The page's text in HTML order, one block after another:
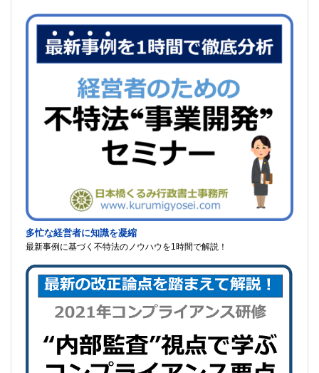
多忙な経営者に知識を凝縮
最新事例に基づく不特法のノウハウを1時間で解説！